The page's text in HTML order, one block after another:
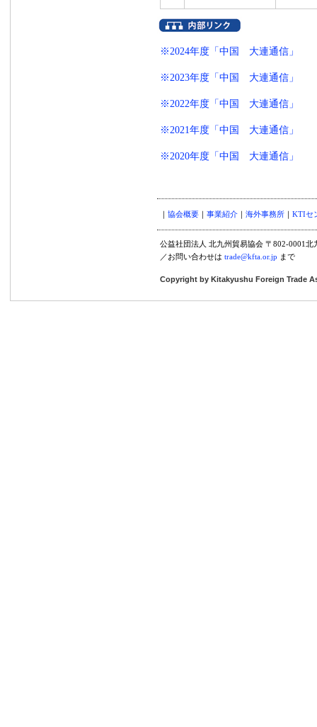
※2024年度「中国 大連通信」
※2023年度「中国 大連通信」
※2022年度「中国 大連通信」
※2021年度「中国 大連通信」
※2020年度「中国 大連通信」
｜ 協会概要 ｜ 事業紹介 ｜ 海外事務所 ｜ KTIセ
公益社団法人 北九州貿易協会 〒802-0001
／お問い合わせは trade@kfta.or.jp まで
Copyright by Kitakyushu Foreign Trade